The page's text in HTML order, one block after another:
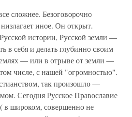
сложнее. Безоговорочно
иное. Он открыт.
истории, Русской земли —
в себя и делать глубинно своим
— или в отрыве от земли —
числе, с нашей "огромностью".
так произошло —
Сегодня Русское Православие
в широком, совершенно не